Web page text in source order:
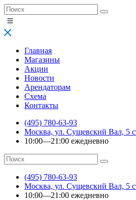
Главная
Магазины
Акции
Новости
Арендаторам
Схема
Контакты
(495) 780-63-93
Москва, ул. Сущевский Вал, 5
10:00—21:00 ежедневно
(495) 780-63-93
Москва, ул. Сущевский Вал, 5
10:00—21:00 ежедневно